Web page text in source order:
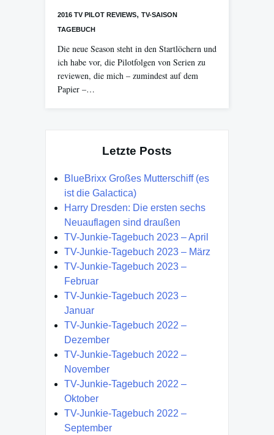
2016 TV PILOT REVIEWS, TV-SAISON
TAGEBUCH
Die neue Season steht in den Startlöchern und
ich habe vor, die Pilotfolgen von Serien zu
reviewen, die mich – zumindest auf dem
Papier –…
Letzte Posts
BlueBrixx Großes Mutterschiff (es
ist die Galactica)
Harry Dresden: Die ersten sechs
Neuauflagen sind draußen
TV-Junkie-Tagebuch 2023 – April
TV-Junkie-Tagebuch 2023 – März
TV-Junkie-Tagebuch 2023 –
Februar
TV-Junkie-Tagebuch 2023 –
Januar
TV-Junkie-Tagebuch 2022 –
Dezember
TV-Junkie-Tagebuch 2022 –
November
TV-Junkie-Tagebuch 2022 –
Oktober
TV-Junkie-Tagebuch 2022 –
September